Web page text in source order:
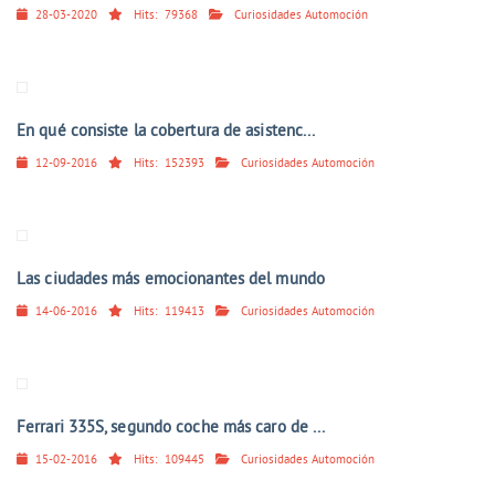
28-03-2020 Hits: 79368 Curiosidades Automoción
En qué consiste la cobertura de asistenc...
12-09-2016 Hits: 152393 Curiosidades Automoción
Las ciudades más emocionantes del mundo
14-06-2016 Hits: 119413 Curiosidades Automoción
Ferrari 335S, segundo coche más caro de ...
15-02-2016 Hits: 109445 Curiosidades Automoción